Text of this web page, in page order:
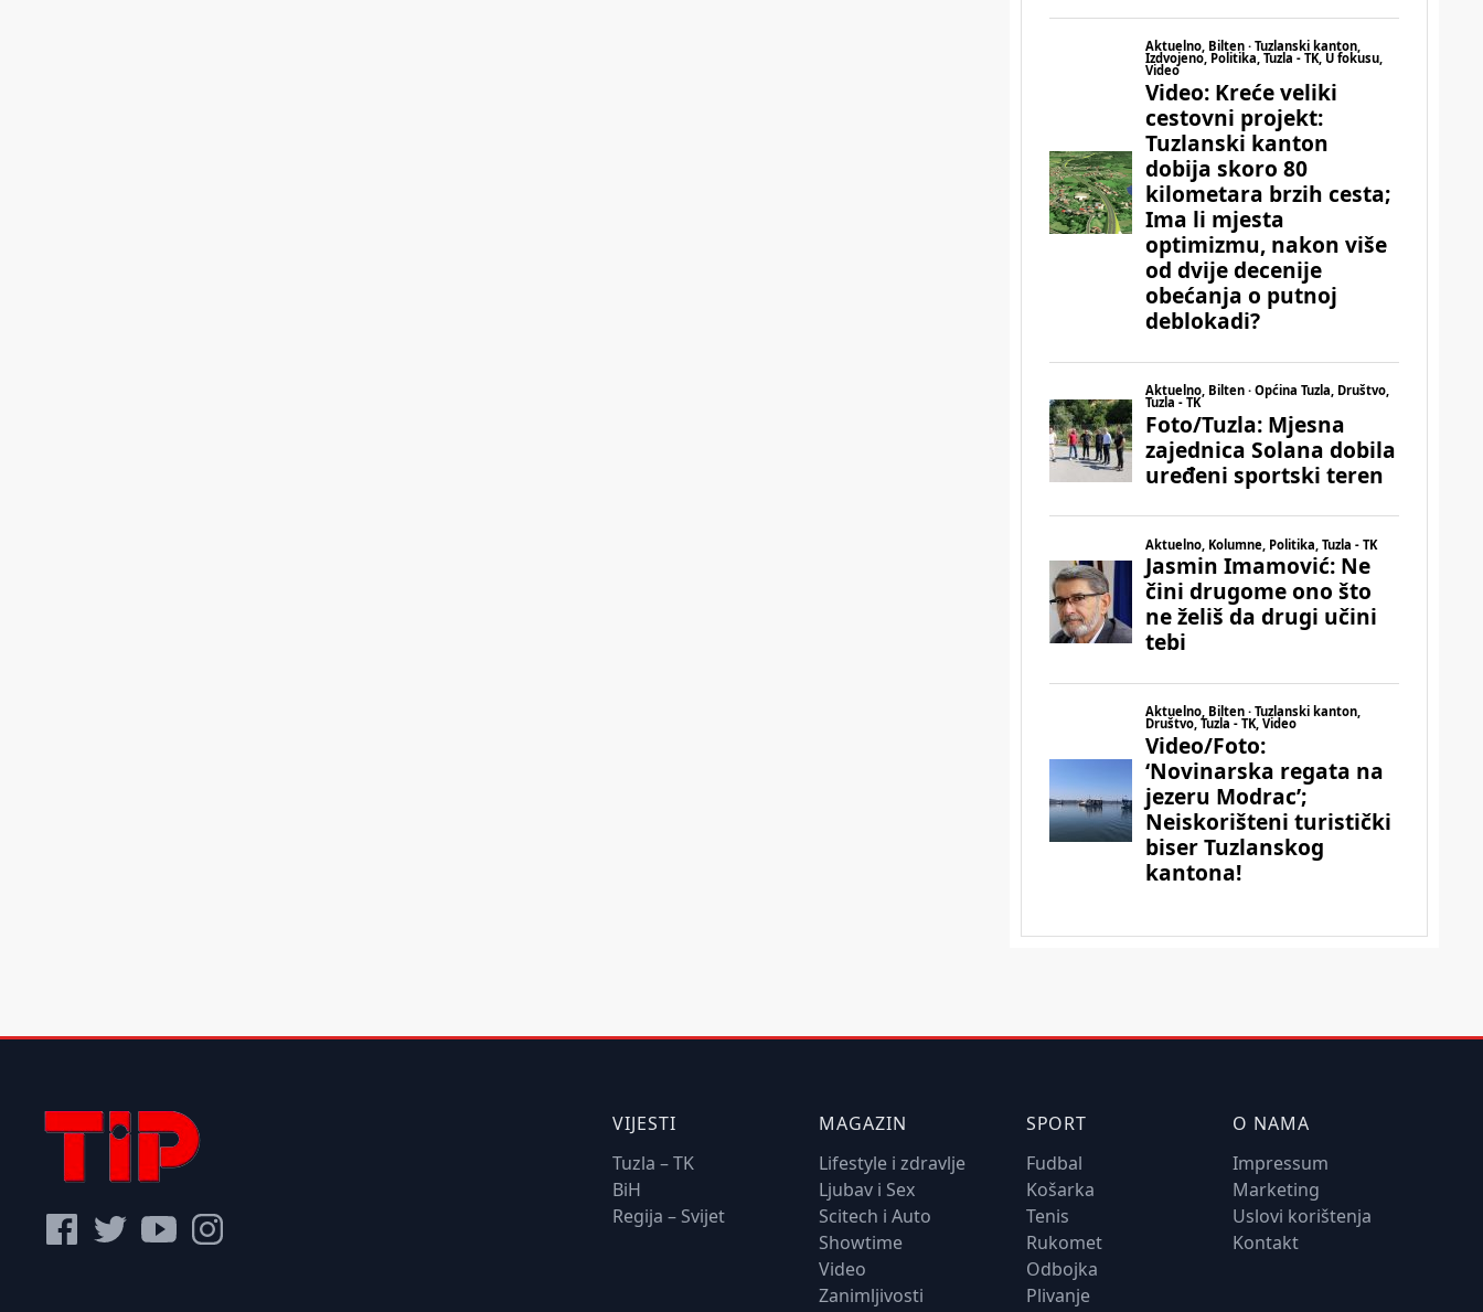
VIJESTI
Tuzla – TK
BiH
Regija – Svijet
MAGAZIN
Lifestyle i zdravlje
Ljubav i Sex
Scitech i Auto
Showtime
Video
Zanimljivosti
SPORT
Fudbal
Košarka
Tenis
Rukomet
Odbojka
Plivanje
O NAMA
Impressum
Marketing
Uslovi korištenja
Kontakt